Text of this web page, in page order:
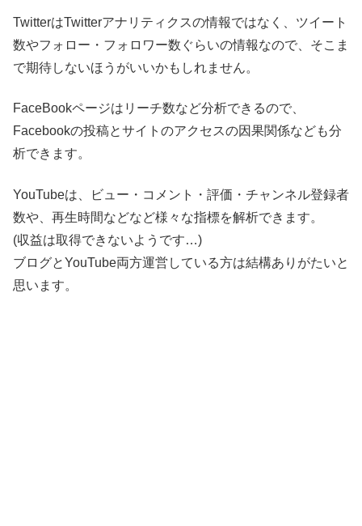
TwitterはTwitterアナリティクスの情報ではなく、ツイート
数やフォロー・フォロワー数ぐらいの情報なので、そこま
で期待しないほうがいいかもしれません。
FaceBookページはリーチ数など分析できるので、
Facebookの投稿とサイトのアクセスの因果関係なども分
析できます。
YouTubeは、ビュー・コメント・評価・チャンネル登録者
数や、再生時間などなど様々な指標を解析できます。
(収益は取得できないようです…)
ブログとYouTube両方運営している方は結構ありがたいと
思います。